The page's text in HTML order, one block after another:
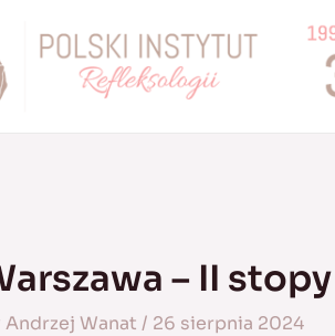
– II stopy
Andrzej Wanat / 26 sierpnia 2024